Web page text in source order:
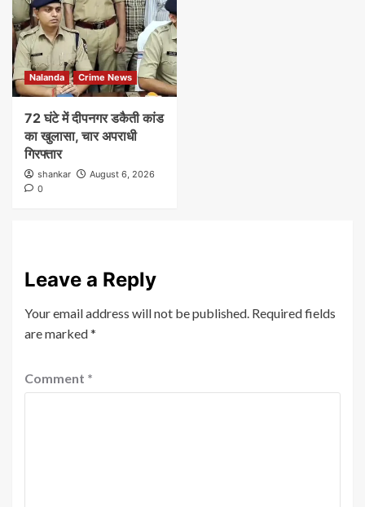
Nalanda Crime News
72 घंटे में दीपनगर डकैती कांड
का खुलासा, चार अपराधी
गिरफ्तार
shankar
August 6, 2026
0
Leave a Reply
Your email address will not be published. Required fields
are marked*
Comment *